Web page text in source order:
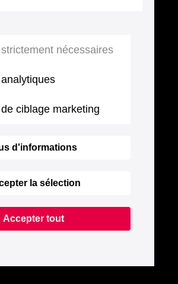
nécessaires
ciblage marketing
d'informations
la sélection
Accepter tout